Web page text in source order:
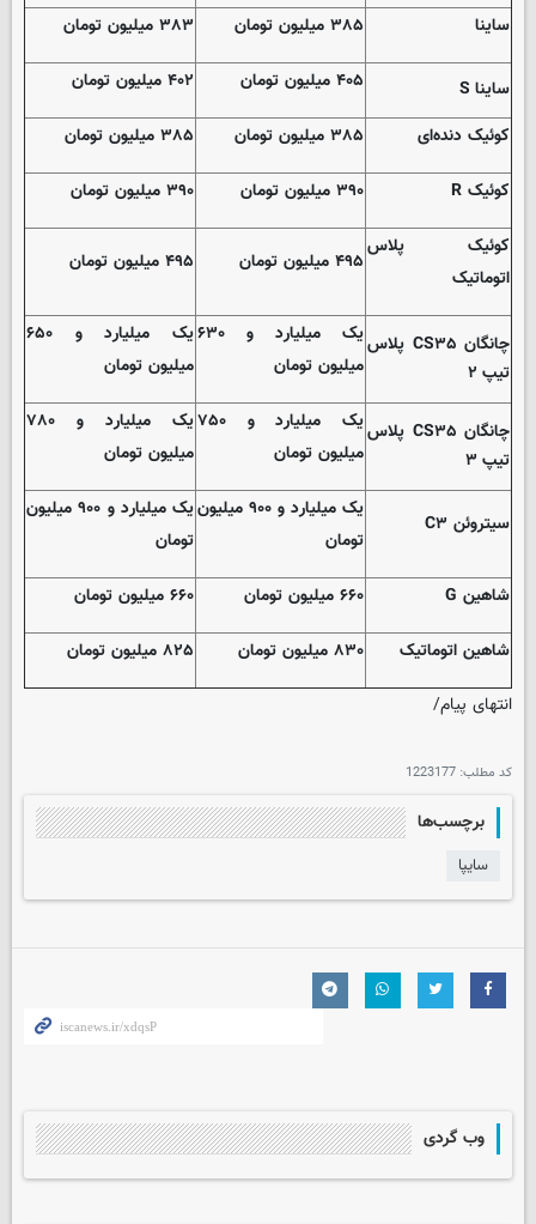
ساینا
۳۸۵ میلیون تومان ۳۸۳ میلیون تومان
ساینا S ۴۰۵ میلیون تومان
۴۰۲ میلیون تومان
کوئیک دنده‌ای
۳۸۵ میلیون تومان
۳۸۵ میلیون تومان
کوئیک R
۳۹۰ میلیون تومان
۳۹۰ میلیون تومان
کوئیک پلاس
اتوماتیک
۴۹۵ میلیون تومان ۴۹۵ میلیون تومان
چانگان CS۳۵ پلاس
تیپ ۲
یک میلیارد و ۶۳۰
میلیون تومان
یک میلیارد و ۶۵۰
میلیون تومان
چانگان CS۳۵ پلاس
تیپ ۳
یک میلیارد و ۷۵۰
میلیون تومان
یک میلیارد و ۷۸۰
میلیون تومان
سیتروئن C۳
یک میلیارد و ۹۰۰ میلیون
تومان
یک میلیارد و ۹۰۰ میلیون
تومان
شاهین G
۶۶۰ میلیون تومان
۶۶۰ میلیون تومان
شاهین اتوماتیک
۸۳۰ میلیون تومان
۸۲۵ میلیون تومان
انتهای پیام/
کد مطلب: 1223177
برچسب‌ها
سايپا
وب گردی